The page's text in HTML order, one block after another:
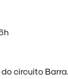
circuito